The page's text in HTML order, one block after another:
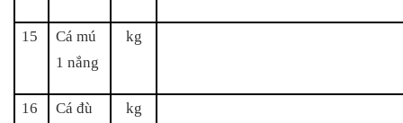
15
Cá mú
1 nắng
kg
16
Cá đù
kg